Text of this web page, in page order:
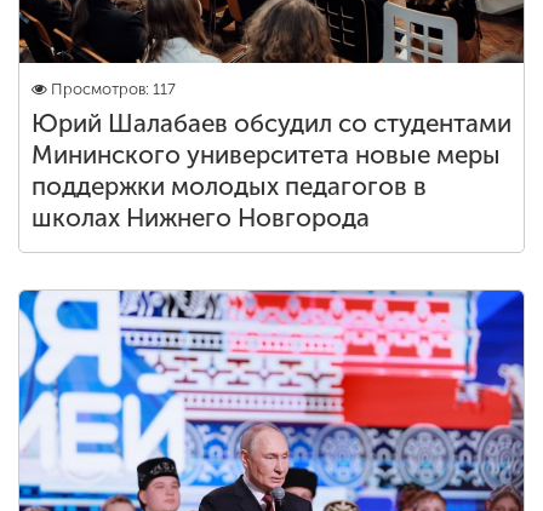
Просмотров: 117
Юрий Шалабаев обсудил со студентами
Мининского университета новые меры
поддержки молодых педагогов в
школах Нижнего Новгорода